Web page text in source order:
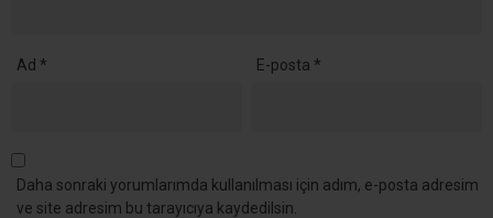
Ad * E-posta *
Daha sonraki yorumlarımda kullanılması için adım, e-posta adresim
ve site adresim bu tarayıcıya kaydedilsin.